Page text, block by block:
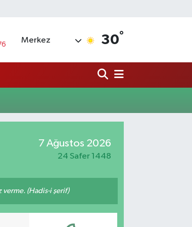
Merkez 30°
7 Ağustos 2026
24 Safer 1448
verme. (Hadis-i şerif)